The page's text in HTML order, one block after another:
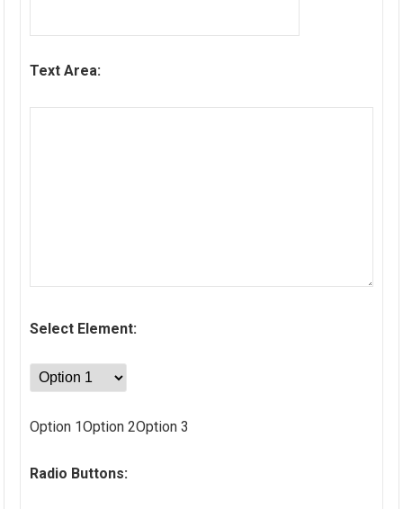
Text Area:
Select Element:
Option 1Option 2Option 3
Radio Buttons: